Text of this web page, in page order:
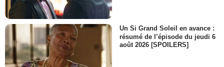
Un Si Grand Soleil en avance :
résumé de l’épisode du jeudi 6
août 2026 [SPOILERS]